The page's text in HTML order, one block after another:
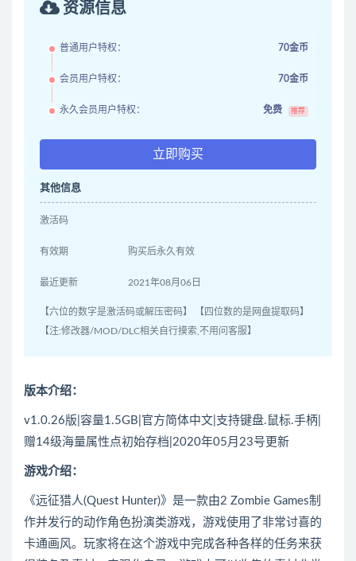
资源信息
普通用户特权： 70金币
会员用户特权： 70金币
永久会员用户特权： 免费 推荐
立即购买
其他信息
激活码
有效期 购买后永久有效
最近更新 2021年08月06日
【六位的数字是激活码或解压密码】 【四位数的是网盘提取码】
【注:修改器/MOD/DLC相关自行摸索,不用问客服】
版本介绍：
v1.0.26版|容量1.5GB|官方简体中文|支持键盘.鼠标.手柄|
赠14级海量属性点初始存档|2020年05月23号更新
游戏介绍：
《远征猎人(Quest Hunter)》是一款由2 Zombie Games制
作并发行的动作角色扮演类游戏，游戏使用了非常讨喜的
卡通画风。玩家将在这个游戏中完成各种各样的任务来获